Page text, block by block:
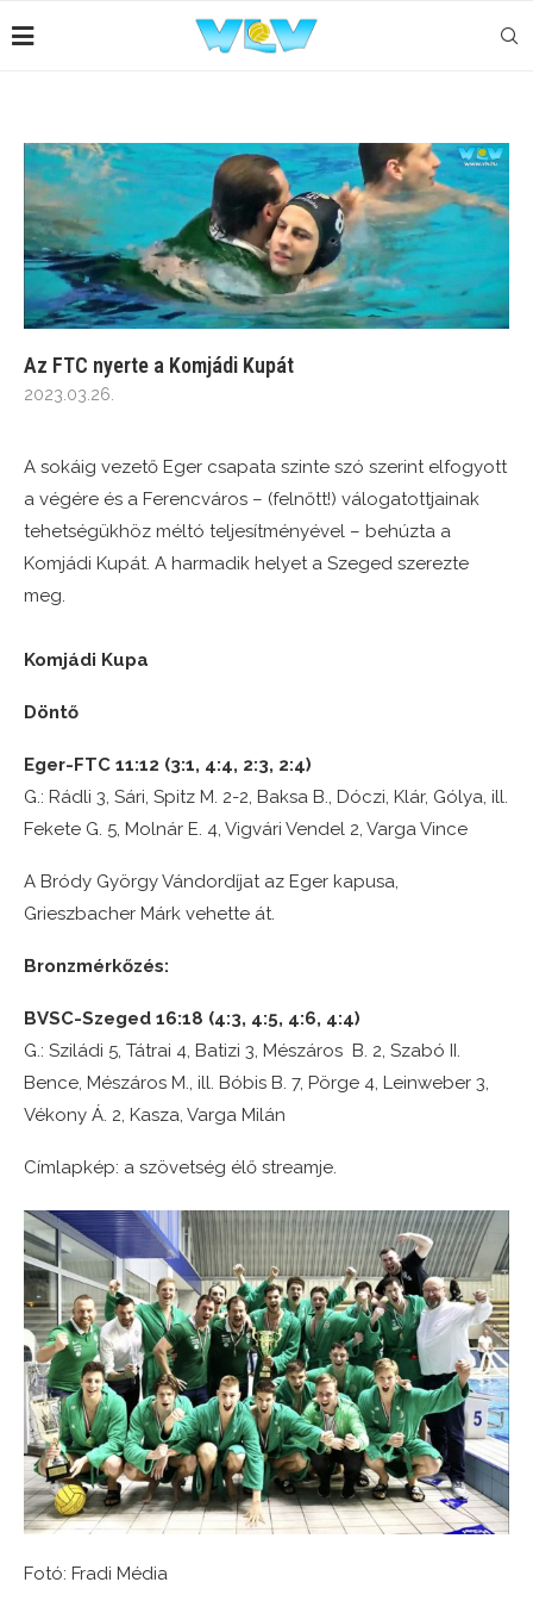
Az FTC nyerte a Komjádi Kupát
2023.03.26.
A sokáig vezető Eger csapata szinte szó szerint elfogyott
a végére és a Ferencváros – (felnőtt!) válogatottjainak
tehetségükhöz méltó teljesítményével – behúzta a
Komjádi Kupát. A harmadik helyet a Szeged szerezte
meg.
Komjádi Kupa
Döntő
Eger-FTC 11:12 (3:1, 4:4, 2:3, 2:4)
G.: Rádli 3, Sári, Spitz M. 2-2, Baksa B., Dóczi, Klár, Gólya, ill.
Fekete G. 5, Molnár E. 4, Vigvári Vendel 2, Varga Vince
A Bródy György Vándordíjat az Eger kapusa,
Grieszbacher Márk vehette át.
Bronzmérkőzés:
BVSC-Szeged 16:18 (4:3, 4:5, 4:6, 4:4)
G.: Sziládi 5, Tátrai 4, Batizi 3, Mészáros B. 2, Szabó II.
Bence, Mészáros M., ill. Bóbis B. 7, Pörge 4, Leinweber 3,
Vékony Á. 2, Kasza, Varga Milán
Címlapkép: a szövetség élő streamje.
Fotó: Fradi Média